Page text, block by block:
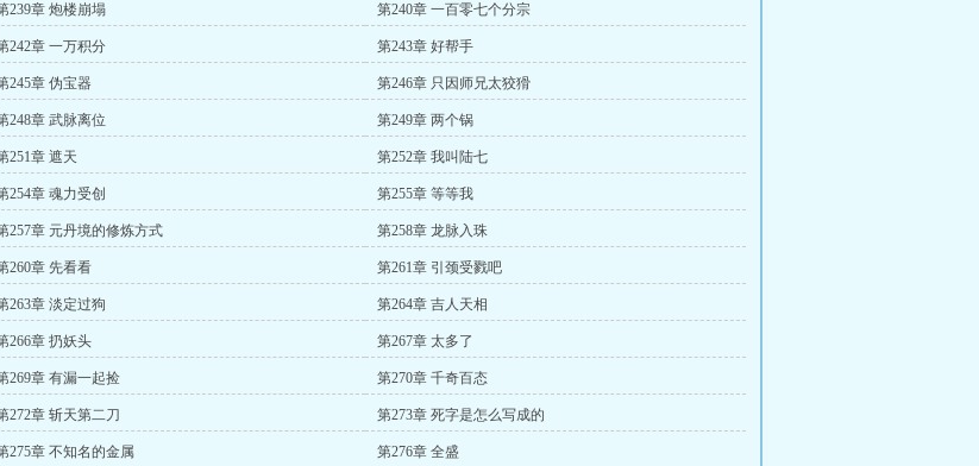
239章 炮楼崩塌 第240章 一百零七个分宗
242章 一万积分 第243章 好帮手
245章 伪宝器 第246章 只因师兄太狡猾
248章 武脉离位 第249章 两个锅
251章 遮天 第252章 我叫陆七
254章 魂力受创 第255章 等等我
257章 元丹境的修炼方式 第258章 龙脉入珠
260章 先看看 第261章 引颈受戮吧
263章 淡定过狗 第264章 吉人天相
266章 扔妖头 第267章 太多了
269章 有漏一起捡 第270章 千奇百态
272章 斩天第二刀 第273章 死字是怎么写成的
275章 不知名的金属 第276章 全盛